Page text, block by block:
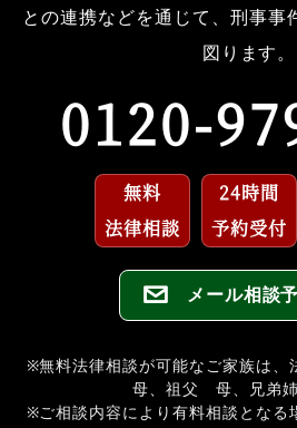
との連携などを通じて、刑事事
図ります。
0120-
無料
法律相談
24時間
予約受付
メール相談
※無料法律相談が可能なご家族は、
母、祖父 母、兄弟姉
※ご相談内容により有料相談となる